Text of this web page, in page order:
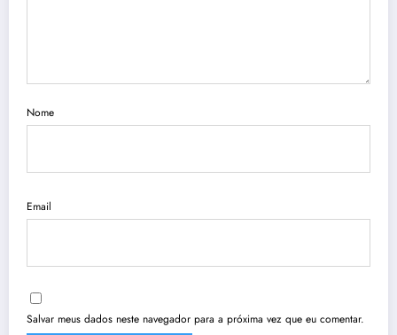
Nome
Email
Salvar meus dados neste navegador para a próxima vez que eu comentar.